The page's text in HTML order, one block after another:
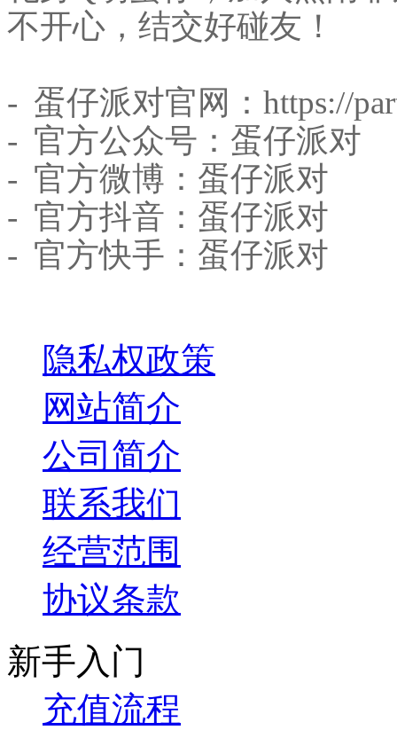
不开心，结交好碰友！
- 蛋仔派对官网：https://
- 官方公众号：蛋仔派对
- 官方微博：蛋仔派对
- 官方抖音：蛋仔派对
- 官方快手：蛋仔派对
隐私权政策
网站简介
公司简介
联系我们
经营范围
协议条款
新手入门
充值流程